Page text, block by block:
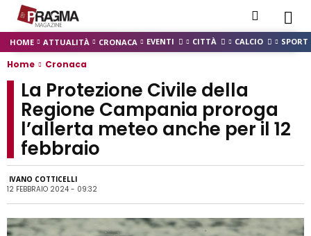
HOME ATTUALITÀ CRONACA EVENTI CITTÀ CALCIO SPORT
Home Cronaca
La Protezione Civile della
Regione Campania proroga
l’allerta meteo anche per il 12
febbraio
IVANO COTTICELLI
12 FEBBRAIO 2024 - 09:32